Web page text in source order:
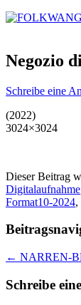
Negozio
Schreibe eine
(2022)
3024×3024
Dieser Beitrag
Digitalaufnahme
Format10-2024,
← NARREN-
Schreibe